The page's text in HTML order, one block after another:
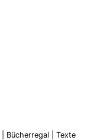
Bücherregal Texte